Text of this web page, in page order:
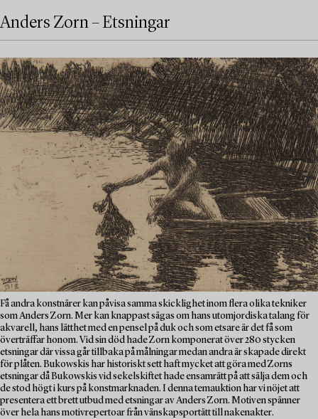
Anders Zorn – Etsningar
Få andra konstnärer kan påvisa samma skicklighet inom flera olika tekniker
som Anders Zorn. Mer kan knappast sägas om hans utomjordiska talang för
akvarell, hans lätthet med en pensel på duk och som etsare är det få som
överträffar honom. Vid sin död hade Zorn komponerat över 280 stycken
etsningar där vissa går tillbaka på målningar medan andra är skapade direkt
för plåten. Bukowskis har historiskt sett haft mycket att göra med Zorns
etsningar då Bukowskis vid sekelskiftet hade ensamrätt på att sälja dem och
de stod högt i kurs på konstmarknaden. I denna temauktion har vi nöjet att
presentera ett brett utbud med etsningar av Anders Zorn. Motiven spänner
över hela hans motivrepertoar från vänskapsportätt till nakenakter.